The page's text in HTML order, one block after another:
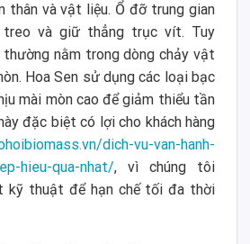
thân và vật liệu. Ổ đỡ trung gian
và giữ thẳng trục vít. Tuy
thường nằm trong dòng chảy vật
Hoa Sen sử dụng các loại bạc
mài mòn cao để giảm thiểu tần
đặc biệt có lợi cho khách hàng
dich-vu-van-hanh-
hieu-qua-nhat/, vì chúng tôi
kỹ thuật để hạn chế tối đa thời